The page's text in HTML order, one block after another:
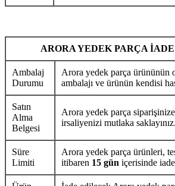
ARORA YEDEK PARÇA
Ambalaj
Durumu
Arora yedek parça ürününün
ambalajı ve ürünün kendisi
Satın
Alma
Belgesi
Arora yedek parça
irsaliyenizi mutlaka saklayınız.
Süre
Limiti
Arora yedek parça ürünleri,
itibaren 15 gün içerisinde